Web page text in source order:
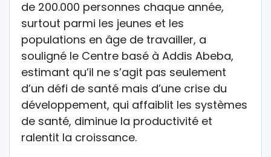
de 200.000 personnes chaque année,
surtout parmi les jeunes et les
populations en âge de travailler, a
souligné le Centre basé à Addis Abeba,
estimant qu’il ne s’agit pas seulement
d’un défi de santé mais d’une crise du
développement, qui affaiblit les systèmes
de santé, diminue la productivité et
ralentit la croissance.